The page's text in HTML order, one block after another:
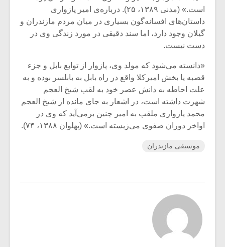
است.» (مدنی ۱۳۸۹، ۲۵). درباره‌ی امیر پازواری
داستان‌های افسانه‌گون بسیاری در میان مردم مازندران و
گیلان وجود دارد، اما سند دقیقی در مورد زندگی وی در
دست نیست.
«دانسته می‌شود که مولد وی، پازوار از توابع بابل و جزء
قصبه یا بخش امیرکلا واقع در راه بابل به بابلسر بوده و به
علت احاطه به دانش عصر خود به لقب شیخ العجم
شهرت داشته است، در اشعار به جای مانده از شیخ العجم
محمد پازواری ملقب به امیر چنین برمی‌آید که وی در
اواخر دوران صفوی می‌زیسته است.» (پهلوان ۱۳۸۸، ۷۴).
موسیقی مازندران